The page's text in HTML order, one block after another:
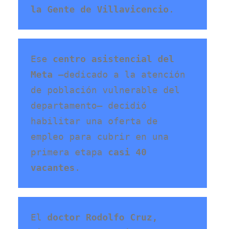
la Gente de Villavicencio .
Ese centro asistencial del
Meta –dedicado a la atención
de población vulnerable del
departamento– decidió
habilitar una oferta de
empleo para cubrir en una
primera etapa casi 40
vacantes .
El doctor Rodolfo Cruz,